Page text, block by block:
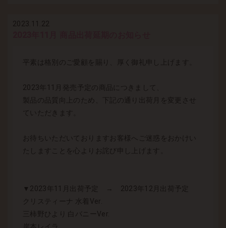
2023.11.22
平素は格別のご愛顧を賜り、厚く御礼申し上げます。
2023年11月発売予定の商品につきまして、
製品の品質向上のため、下記の通り出荷月を変更させ
ていただきます。
お待ちいただいておりますお客様へご迷惑をおかけい
たしますことを心よりお詫び申し上げます。
▼2023年11月出荷予定 → 2023年12月出荷予定
クリスティーナ 水着Ver.
三柿野ひより 白バニーVer.